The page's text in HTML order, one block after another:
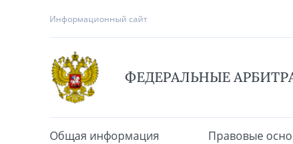
Информационный сайт
ФЕДЕРАЛЬНЫЕ
Общая информация Правовые